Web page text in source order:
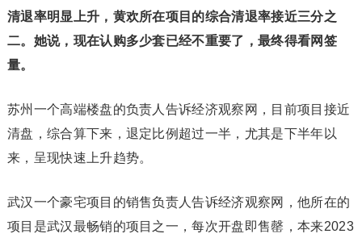
清退率明显上升，黄欢所在项目的综合清退率接近三分之
二。她说，现在认购多少套已经不重要了，最终得看网签
量。
苏州一个高端楼盘的负责人告诉经济观察网，目前项目接近
清盘，综合算下来，退定比例超过一半，尤其是下半年以
来，呈现快速上升趋势。
武汉一个豪宅项目的销售负责人告诉经济观察网，他所在的
项目是武汉最畅销的项目之一，每次开盘即售罄，本来2023